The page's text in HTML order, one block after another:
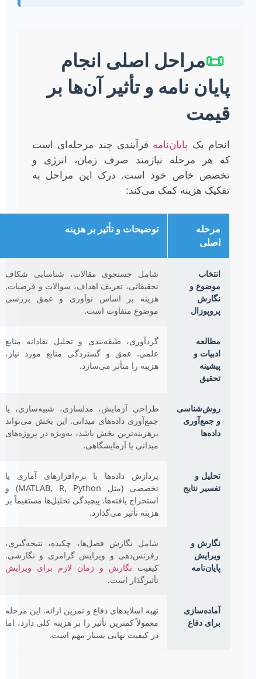
📜مراحل اصلی انجام
پایان نامه و تأثیر آن‌ها بر
قیمت
انجام یک پایان‌نامهفرآیندی چند مرحله‌ای است
که هر مرحله نیازمند صرف زمان، انرژی و
تخصص خاص خود است. درک این مراحل به
تفکیک هزینه کمک می‌کند:
مرحله
اصلی
توضیحات و تأثیر بر هزینه
انتخاب
موضوع و
نگارش
پروپوزال
شامل جستجوی مقالات، شناسایی شکاف
تحقیقاتی، تعریف اهداف، سوالات و فرضیات.
هزینه بر اساس نوآوری و عمق بررسی
موضوع متفاوت است.
مطالعه
ادبیات و
پیشینه
تحقیق
گردآوری، طبقه‌بندی و تحلیل نقادانه منابع
علمی. عمق و گستردگی منابع مورد نیاز،
هزینه را متأثر می‌سازد.
روش‌شناسی
و جمع‌آوری
داده‌ها
طراحی آزمایش، مدلسازی، شبیه‌سازی، یا
جمع‌آوری داده‌های میدانی. این بخش می‌تواند
پرهزینه‌ترین بخش باشد، به‌ویژه در پروژه‌های
میدانی یا آزمایشگاهی.
تحلیل و
تفسیر نتایج
پردازش داده‌ها با نرم‌افزارهای آماری یا
تخصصی (مثل MATLAB, R, Python) و
استخراج یافته‌ها. پیچیدگی تحلیل‌ها مستقیماً بر
هزینه تأثیر می‌گذارد.
نگارش و
ویرایش
پایان‌نامه
شامل نگارش فصل‌ها، چکیده، نتیجه‌گیری،
رفرنس‌دهی و ویرایش گرامری و نگارشی.
کیفیت نگارش و زمان لازم برای ویرایش
تأثیرگذار است.
آماده‌سازی
برای دفاع
تهیه اسلایدهای دفاع و تمرین ارائه. این مرحله
معمولاً کمترین تأثیر را بر هزینه کلی دارد، اما
در کیفیت نهایی بسیار مهم است.